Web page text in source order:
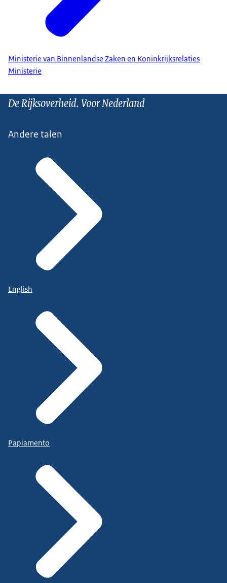
Ministerie van Binnenlandse Zaken en Koninkrijksrelaties
Ministerie
De Rijksoverheid. Voor Nederland
Andere talen
English
Papiamento